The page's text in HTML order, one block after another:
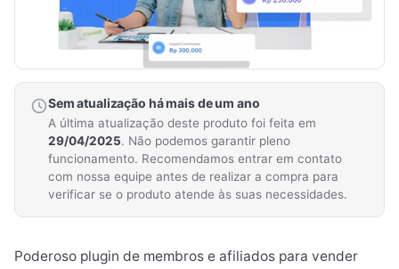
Sem atualização há mais de um ano
A última atualização deste produto foi feita em
29/04/2025. Não podemos garantir pleno
funcionamento. Recomendamos entrar em contato
com nossa equipe antes de realizar a compra para
verificar se o produto atende às suas necessidades.
Poderoso plugin de membros e afiliados para vender